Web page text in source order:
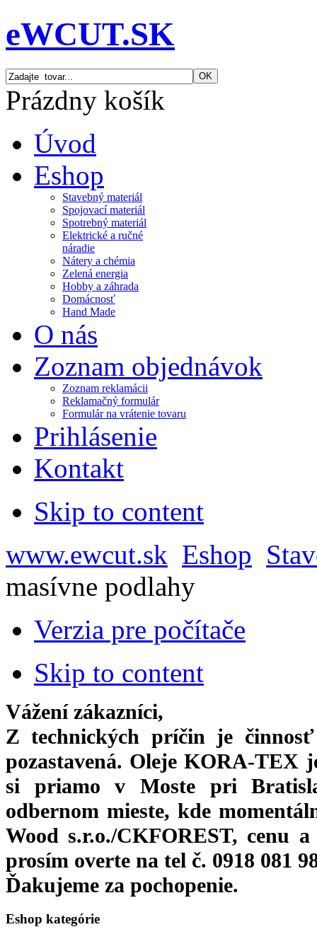
eWCUT.SK
Prázdny košík
Úvod
Eshop
Stavebný materiál
Spojovací materiál
Spotrebný materiál
Elektrické a ručné
náradie
Nátery a chémia
Zelená energia
Hobby a záhrada
Domácnosť
Hand Made
O nás
Zoznam objednávok
Zoznam reklamácii
Reklamačný formulár
Formulár na vrátenie tovaru
Prihlásenie
Kontakt
Skip to content
www.ewcut.sk Eshop
masívne podlahy
Verzia pre počítače
Skip to content
Vážení zákazníci,
Z technických príčin je činnosť
pozastavená. Oleje KORA-TEX
si priamov Moste pri
odbernom mieste, kde
Wood s.r.o./CKFOREST, cenu
prosím overte na tel č. 0918 081
Ďakujeme za pochopenie.
Eshop kategórie